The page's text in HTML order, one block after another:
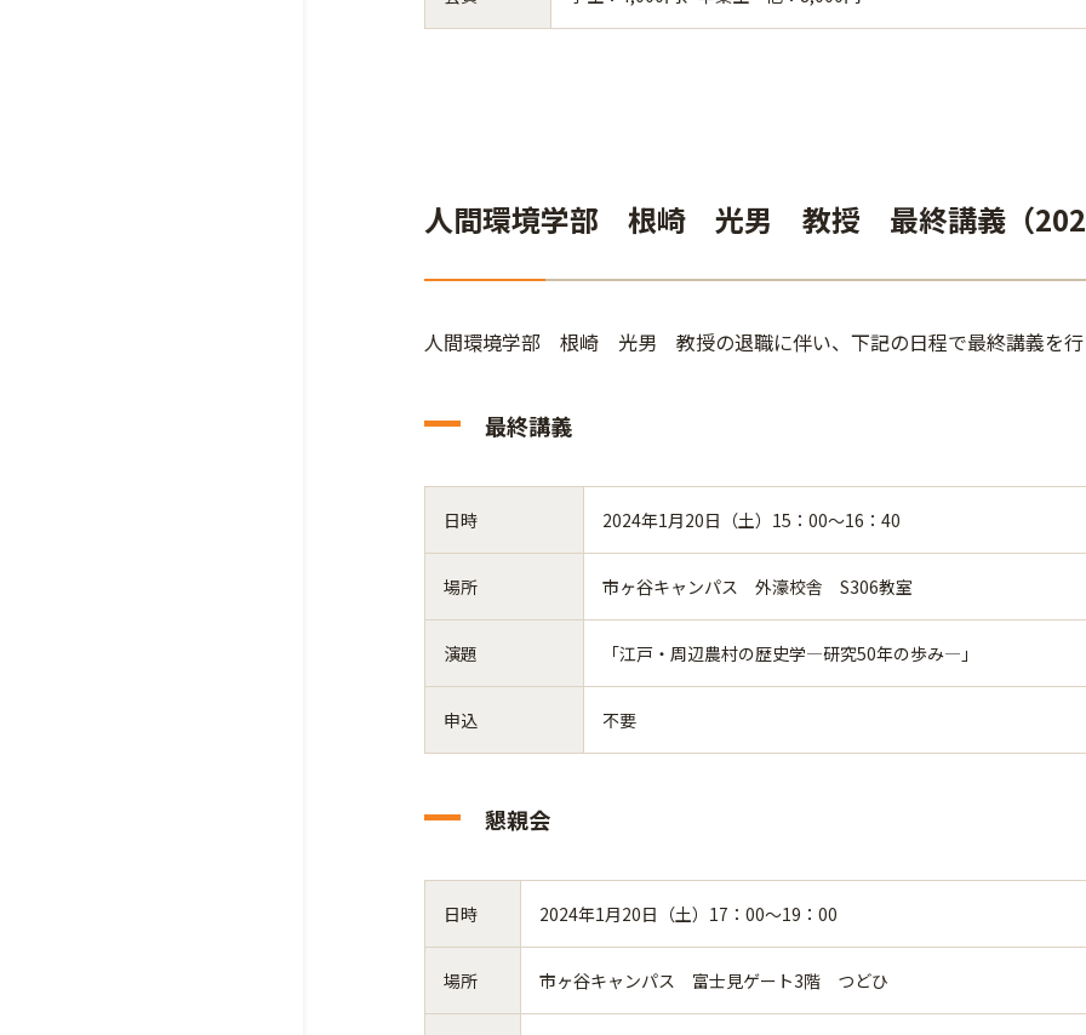
人間環境学部 根崎 光男 教授 最終講義（
人間環境学部 根崎 光男 教授の退職に伴い、下記の日程で最終講義を行
最終講義
日時 2024年1月20日（土）15：00～16：40
場所 市ヶ谷キャンパス 外濠校舎 S306教室
演題 「江戸・周辺農村の歴史学―研究50年の歩み―」
申込 不要
懇親会
日時 2024年1月20日（土）17：00～19：00
場所 市ヶ谷キャンパス 富士見ゲート3階 つどひ